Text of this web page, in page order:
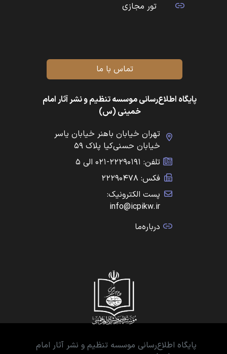
تور مجازی
تماس با ما
پایگاه اطلاع‌رسانی موسسه تنظیم و نشر آثار امام
خمینی (س)
تهران خیابان باهنر خیابان یاسر
خیابان حسنی‌کیا پلاک ۵۹
تلفن: ۲۲۲۹۰۱۹۱-۰۲۱ الی ۵
فکس: ۲۲۲۹۰۴۷۸
پست الکترونیک:
info@icpikw.ir
درباره‌ما
پایگاه اطلاع‌رسانی موسسه تنظیم و نشر آثار امام